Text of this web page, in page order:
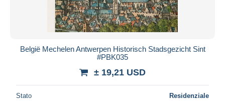
België Mechelen Antwerpen Historisch Stadsgezicht Sint
#PBK035
± 19,21 USD
Stato Residenziale